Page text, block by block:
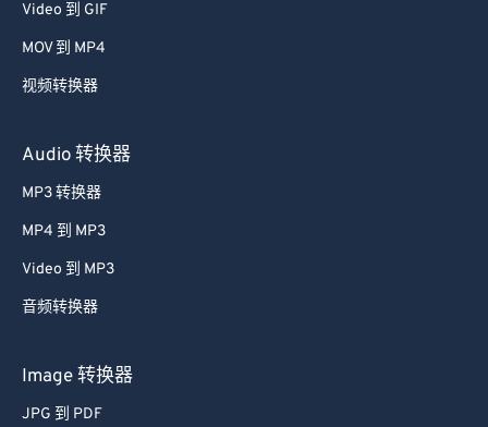
Video 到 GIF
MOV 到 MP4
视频转换器
Audio 转换器
MP3 转换器
MP4 到 MP3
Video 到 MP3
音频转换器
Image 转换器
JPG 到 PDF